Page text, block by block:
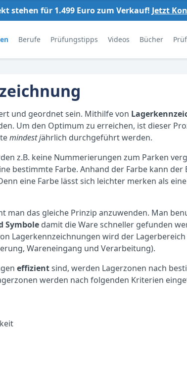
stehen für 1.499 Euro zum Verkauf! Jetzt
Berufe Prüfungstipps Videos Bücher
und geordnet sein. Mithilfe von
Um den Optimum zu erreichen, ist dieser
mindest jährlich durchgeführt werden.
z.B. keine Nummerierungen zum Parken
bestimmte Farbe. Anhand der Farbe kann der
eine Farbe lässt sich leichter merken als
man das gleiche Prinzip anzuwenden. Man
Symbole damit die Ware schneller gefunden
Lagerkennzeichnungen wird der
Wareneingang und Verarbeitung).
effizientsind, werden Lagerzonen nach
werden nach folgenden Kriterien